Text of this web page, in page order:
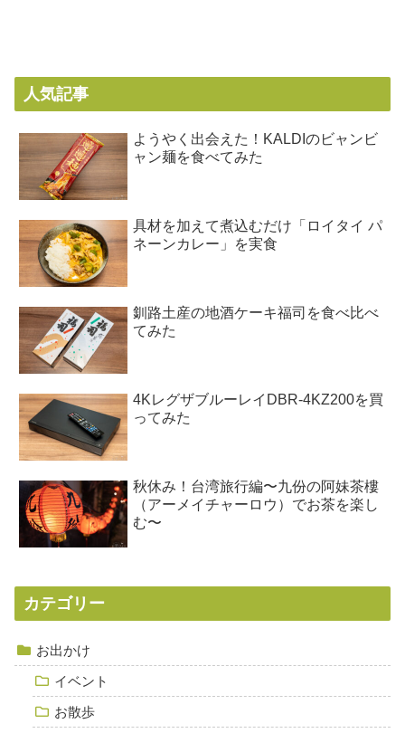
人気記事
ようやく出会えた！KALDIのビャンビ
ャン麺を食べてみた
具材を加えて煮込むだけ「ロイタイ パ
ネーンカレー」を実食
釧路土産の地酒ケーキ福司を食べ比べ
てみた
4KレグザブルーレイDBR-4KZ200を買
ってみた
秋休み！台湾旅行編〜九份の阿妹茶樓
（アーメイチャーロウ）でお茶を楽し
む〜
カテゴリー
お出かけ
イベント
お散歩